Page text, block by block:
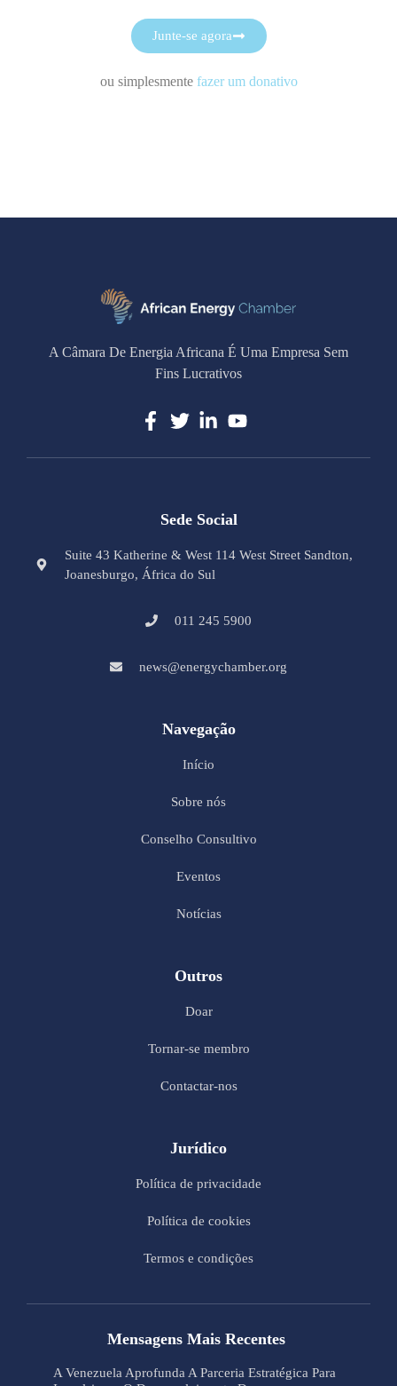
Junte-se agora
ou simplesmente fazer um donativo
A Câmara De Energia Africana É Uma Empresa Sem
Fins Lucrativos
Sede Social
Suite 43 Katherine & West 114 West Street Sandton,
Joanesburgo, África do Sul
011 245 5900
news@energychamber.org
Navegação
Início
Sobre nós
Conselho Consultivo
Eventos
Notícias
Outros
Doar
Tornar-se membro
Contactar-nos
Jurídico
Política de privacidade
Política de cookies
Termos e condições
Mensagens Mais Recentes
A Venezuela Aprofunda A Parceria Estratégica Para